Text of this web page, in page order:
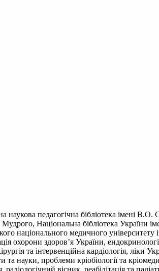
педагогічна бібліотека імені
Мудрого, Національна бібліотека
національного медичного
охорони здоров’я України,
та інтервенційна кардіологія, ліки
науки, проблеми кріобіології та